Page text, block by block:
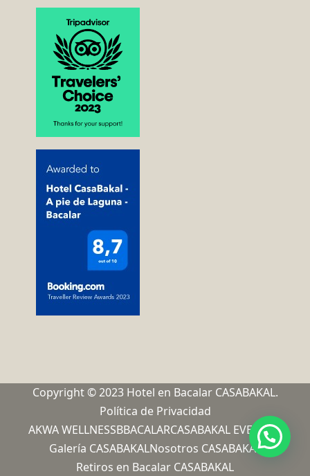
Copyright © 2023 Hotel en Bacalar CASABAKAL.
Política de Privacidad
AKWA WELLNESSBBACALARCASABAKAL EVENTOS
Galería CASABAKALNosotros CASABAKAL
Retiros en Bacalar CASABAKAL